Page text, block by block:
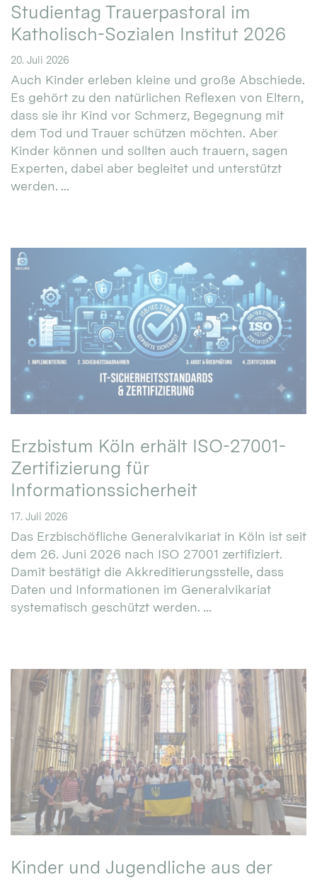
Studientag Trauerpastoral im
Katholisch-Sozialen Institut 2026
20. Juli 2026
Auch Kinder erleben kleine und große Abschiede.
Es gehört zu den natürlichen Reflexen von Eltern,
dass sie ihr Kind vor Schmerz, Begegnung mit
dem Tod und Trauer schützen möchten. Aber
Kinder können und sollten auch trauern, sagen
Experten, dabei aber begleitet und unterstützt
werden. ...
Erzbistum Köln erhält ISO-27001-
Zertifizierung für
Informationssicherheit
17. Juli 2026
Das Erzbischöfliche Generalvikariat in Köln ist seit
dem 26. Juni 2026 nach ISO 27001 zertifiziert.
Damit bestätigt die Akkreditierungsstelle, dass
Daten und Informationen im Generalvikariat
systematisch geschützt werden. ...
Kinder und Jugendliche aus der